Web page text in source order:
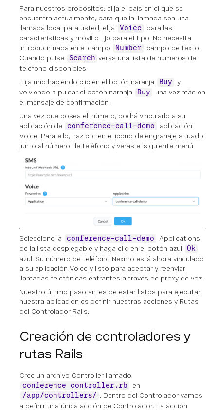
Para nuestros propósitos: elija el país en el que se
encuentra actualmente, para que la llamada sea una
llamada local para usted; elija
Voice
para las
características y móvil o fijo para el tipo. No necesita
introducir nada en el campo
Number
campo de texto.
Cuando pulse
Search verás una lista de números de
teléfono disponibles.
Elija uno haciendo clic en el botón naranja
Buy
y
volviendo a pulsar el botón naranja
Buy
una vez más en
el mensaje de confirmación.
Una vez que posea el número, podrá vincularlo a su
aplicación de
conference-call-demo
aplicación
Voice. Para ello, haz clic en el icono de engranaje situado
junto al número de teléfono y verás el siguiente menú:
Seleccione la conference-call-demo
Applications
de la lista desplegable y haga clic en el botón azul
Ok
azul. Su número de teléfono Nexmo está ahora vinculado
a su aplicación Voice y listo para aceptar y reenviar
llamadas telefónicas entrantes a través de proxy de voz.
Nuestro último paso antes de estar listos para ejecutar
nuestra aplicación es definir nuestras acciones y Rutas
del Controlador Rails.
Creación de controladores y
rutas Rails
Cree un archivo Controller llamado
conference_controller.rb en
/app/controllers/
. Dentro del Controlador vamos
a definir una única acción de Controlador. La acción